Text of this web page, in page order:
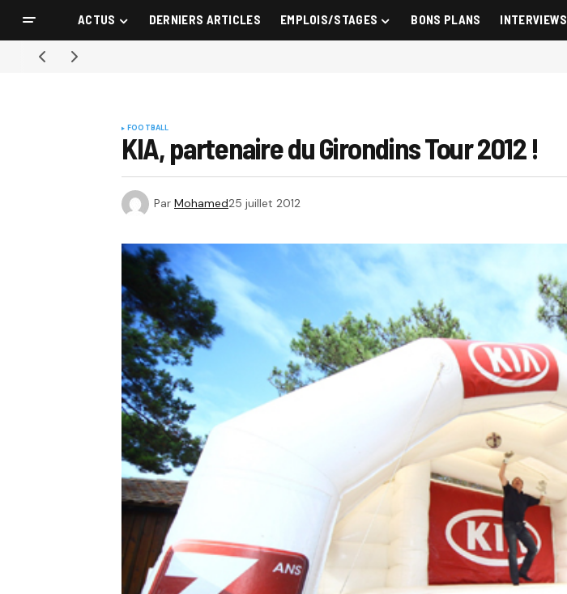
ACTUS DERNIERS ARTICLES EMPLOIS/STAGES BONS PLANS INTERVIEWS
FOOTBALL
KIA, partenaire du Girondins Tour 2012 !
Par Mohamed25 juillet 2012